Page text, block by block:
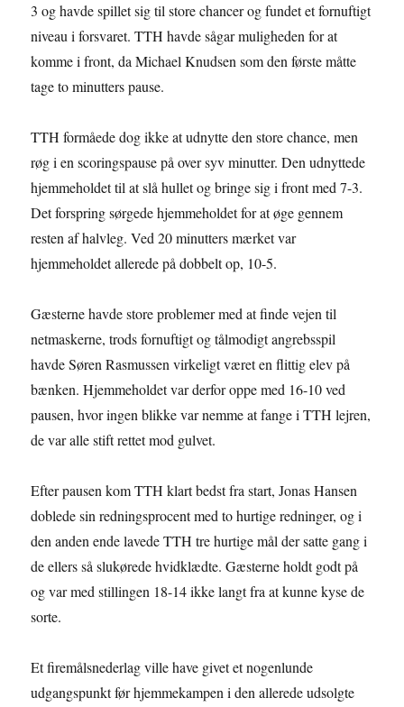
3 og havde spillet sig til store chancer og fundet et fornuftigt
niveau i forsvaret. TTH havde sågar muligheden for at
komme i front, da Michael Knudsen som den første måtte
tage to minutters pause.
TTH formåede dog ikke at udnytte den store chance, men
røg i en scoringspause på over syv minutter. Den udnyttede
hjemmeholdet til at slå hullet og bringe sig i front med 7-3.
Det forspring sørgede hjemmeholdet for at øge gennem
resten af halvleg. Ved 20 minutters mærket var
hjemmeholdet allerede på dobbelt op, 10-5.
Gæsterne havde store problemer med at finde vejen til
netmaskerne, trods fornuftigt og tålmodigt angrebsspil
havde Søren Rasmussen virkeligt været en flittig elev på
bænken. Hjemmeholdet var derfor oppe med 16-10 ved
pausen, hvor ingen blikke var nemme at fange i TTH lejren,
de var alle stift rettet mod gulvet.
Efter pausen kom TTH klart bedst fra start, Jonas Hansen
doblede sin redningsprocent med to hurtige redninger, og i
den anden ende lavede TTH tre hurtige mål der satte gang i
de ellers så slukørede hvidklædte. Gæsterne holdt godt på
og var med stillingen 18-14 ikke langt fra at kunne kyse de
sorte.
Et firemålsnederlag ville have givet et nogenlunde
udgangspunkt før hjemmekampen i den allerede udsolgte